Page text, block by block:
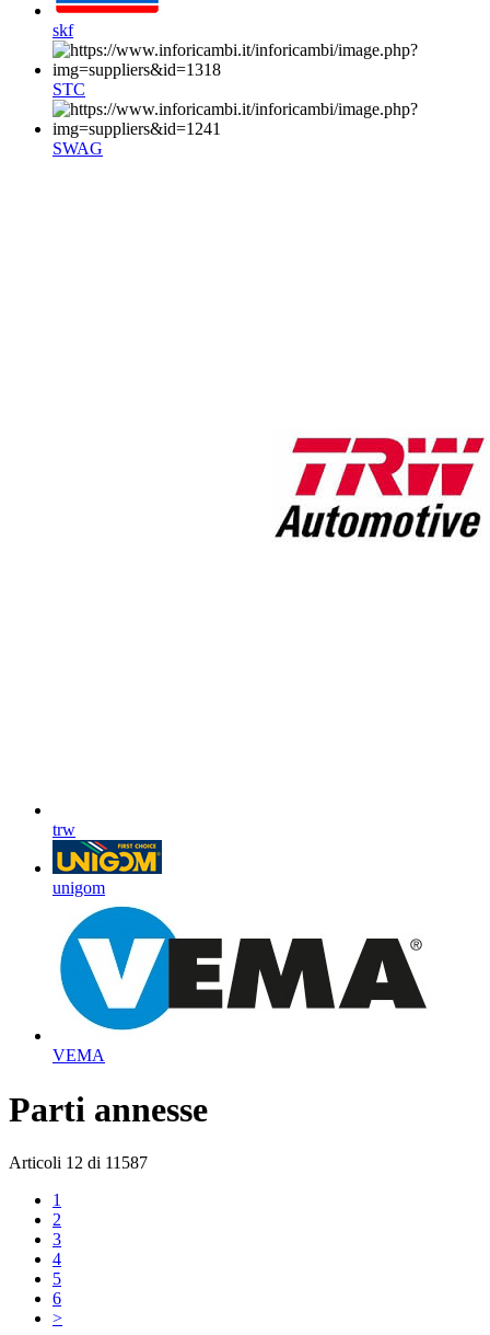
skf
STC
SWAG
trw
unigom
VEMA
Parti annesse
Articoli 12 di 11587
1
2
3
4
5
6
>